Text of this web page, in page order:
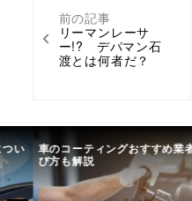
前の記事
リーマンレーサ
ー!? デパマン石
渡とは何者だ？
い 車のコーティングおすすめ業
び方も解説